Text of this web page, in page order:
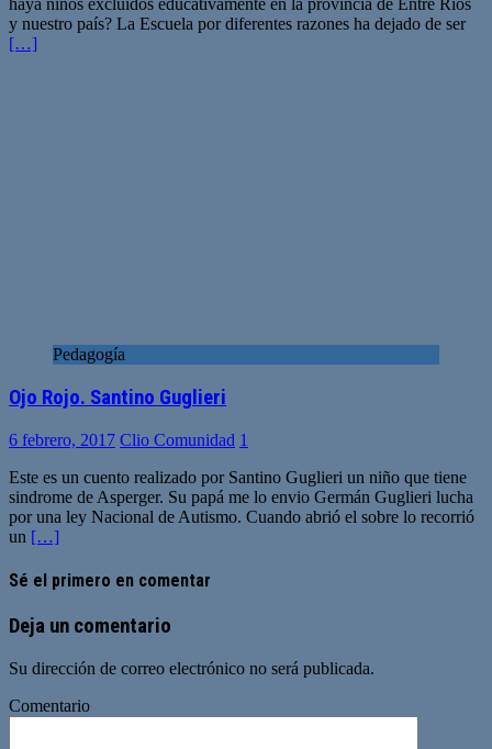
haya niños excluidos educativamente en la provincia de Entre Ríos
y nuestro país? La Escuela por diferentes razones ha dejado de ser
[…]
Pedagogía
Ojo Rojo. Santino Guglieri
6 febrero, 2017 Clio Comunidad 1
Este es un cuento realizado por Santino Guglieri un niño que tiene
sindrome de Asperger. Su papá me lo envio Germán Guglieri lucha
por una ley Nacional de Autismo. Cuando abrió el sobre lo recorrió
un […]
Sé el primero en comentar
Deja un comentario
Su dirección de correo electrónico no será publicada.
Comentario